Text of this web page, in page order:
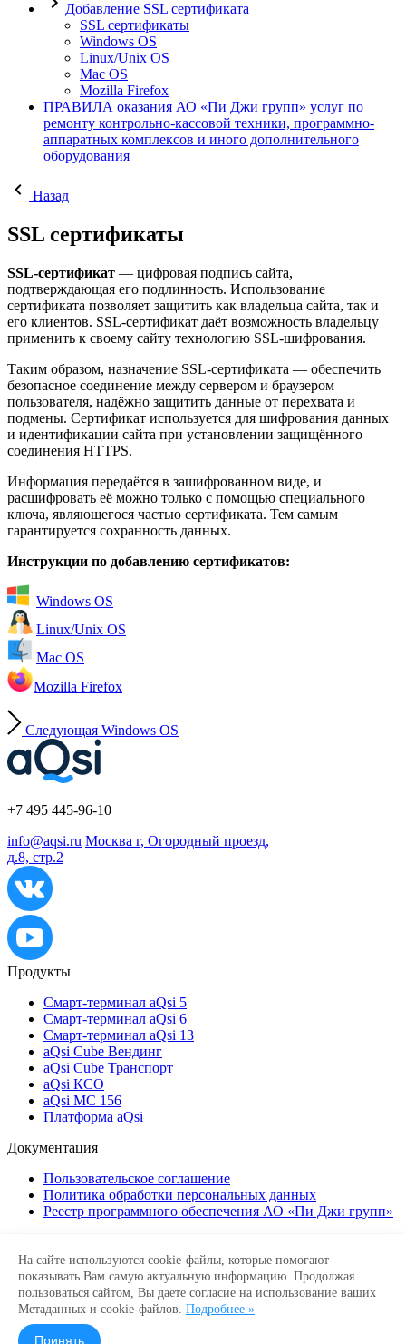
Добавление SSL сертификата
SSL сертификаты
Windows OS
Linux/Unix OS
Mac OS
Mozilla Firefox
ПРАВИЛА оказания АО «Пи Джи групп» услуг по
ремонту контрольно-кассовой техники, программно-
аппаратных комплексов и иного дополнительного
оборудования
Назад
SSL сертификаты
SSL-сертификат — цифровая подпись сайта,
подтверждающая его подлинность. Использование
сертификата позволяет защитить как владельца сайта, так и
его клиентов. SSL-сертификат даёт возможность владельцу
применить к своему сайту технологию SSL-шифрования.
Таким образом, назначение SSL-сертификата — обеспечить
безопасное соединение между сервером и браузером
пользователя, надёжно защитить данные от перехвата и
подмены. Сертификат используется для шифрования данных
и идентификации сайта при установлении защищённого
соединения HTTPS.
Информация передаётся в зашифрованном виде, и
расшифровать её можно только с помощью специального
ключа, являющегося частью сертификата. Тем самым
гарантируется сохранность данных.
Инструкции по добавлению сертификатов:
Windows OS
Linux/Unix OS
Mac OS
Mozilla Firefox
Следующая Windows OS
+7 495 445-96-10
info@aqsi.ru Москва г, Огородный проезд,
д.8, стр.2
Продукты
Смарт-терминал aQsi 5
Смарт-терминал aQsi 6
Смарт-терминал aQsi 13
aQsi Cube Вендинг
aQsi Cube Транспорт
aQsi КСО
aQsi МС 156
Платформа aQsi
Документация
Пользовательское соглашение
Политика обработки персональных данных
Реестр программного обеспечения АО «Пи Джи групп»
API и Android SDK?
Напишите нам на:api@aqsi.ru
Все права защищены. Не является публичной офертой.
Использование материалов сайта возможно только
На сайте используются cookie-файлы, которые помогают
показывать Вам самую актуальную информацию. Продолжая
пользоваться сайтом, Вы даете согласие на использование ваших
Метаданных и cookie-файлов. Подробнее »
Принять